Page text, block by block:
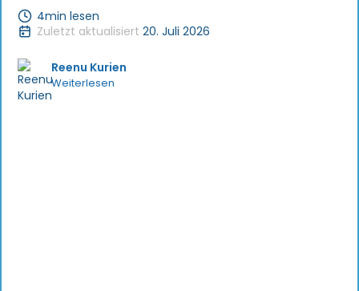
4min lesen
Zuletzt aktualisiert 20. Juli 2026
Reenu Kurien
Weiterlesen